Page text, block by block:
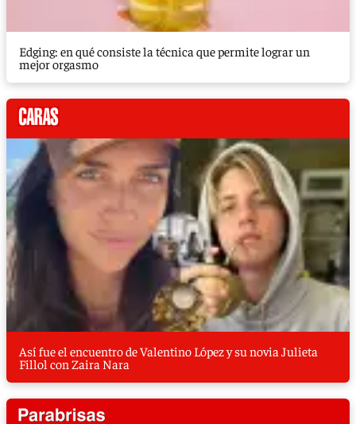
Edging: en qué consiste la técnica que permite lograr un
mejor orgasmo
Así fue el encuentro de Valentino López y su novia Julieta
Fillol con Zaira Nara